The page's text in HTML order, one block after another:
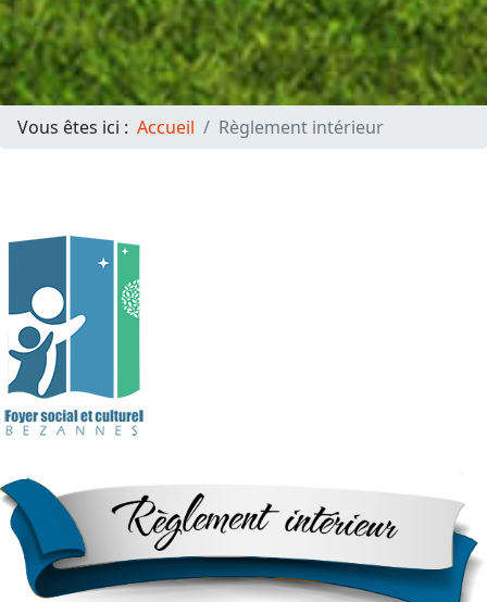
Vous êtes ici : Accueil Règlement intérieur